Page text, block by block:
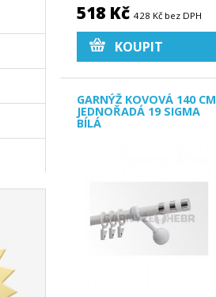
518 Kč428 Kč bez DPH
KOUPIT
GARNÝŽ KOVOVÁ 140 CM
JEDNOŘADÁ 19 SIGMA
BÍLÁ